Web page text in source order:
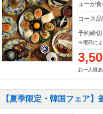
ューが
コース
予約締
※曜日によ
お一人様
【夏季限定・韓国フェア